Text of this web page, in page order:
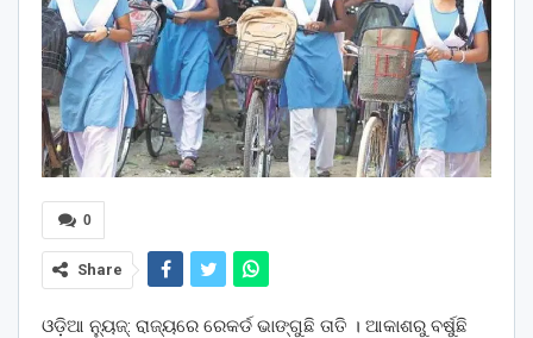
0
Share
ଓଡ଼ିଆ ନ୍ୟୁଜ୍: ରାଜ୍ୟରେ ରେକର୍ଡ ଭାଙ୍ଗୁଛି ତାତି । ଆକାଶରୁ ବର୍ଷୁଛି